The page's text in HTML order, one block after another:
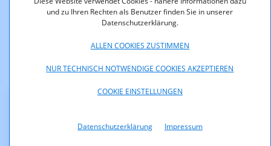
und zu Ihren Rechten als Benutzer finden Sie in unserer
Datenschutzerklärung.
ALLEN COOKIES ZUSTIMMEN
NUR TECHNISCH NOTWENDIGE COOKIES AKZEPTIEREN
COOKIE EINSTELLUNGEN
Datenschutzerklärung Impressum
Das Verfahren ist damit wieder beim
Bundeskommunikationssenat anhängig.